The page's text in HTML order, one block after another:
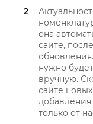
она
сайте,
нужно
вручную.
сайте
добавления
только от